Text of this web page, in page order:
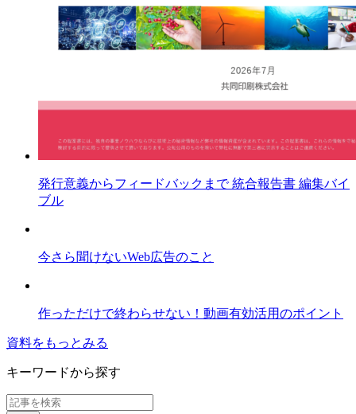
発行意義からフィードバックまで 統合報告書 編集バイ
ブル
今さら聞けないWeb広告のこと
作っただけで終わらせない！動画有効活用のポイント
資料をもっとみる
キーワードから探す